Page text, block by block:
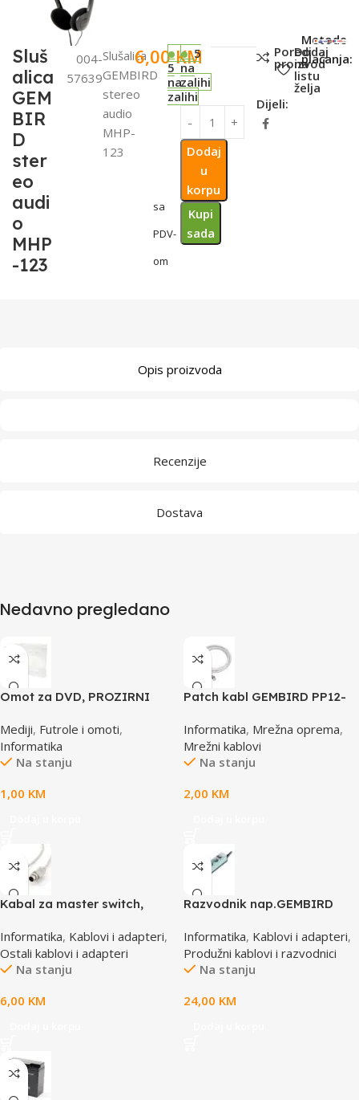
Sluš
alica
GEM
BIR
D
ster
eo
audi
o
MHP
-123
SKU:
004-
57639
Slušalica
GEMBIRD
stereo
audio
MHP-
123
6,00KM
sa
PDV-
om
5
na
zalihi
5
na
zalihi
Dodaj
u
korpu
Kupi
sada
Poredi
proizvod
Dodaj
na
listu
želja
Dijeli:
Metode
plaćanja:
Opis proizvoda
Recenzije
Dostava
Nedavno pregledano
Omot za DVD, PROZIRNI
Mediji, Futrole i omoti,
Informatika
Na stanju
1,00 KM
Patch kabl GEMBIRD PP12-
Informatika, Mrežna oprema,
Mrežni kablovi
Na stanju
2,00 KM
Kabal za master switch,
GEMBIRD
Informatika, Kablovi i adapteri,
Ostali kablovi i adapteri
Na stanju
6,00 KM
Razvodnik nap.GEMBIRD
prekidač,3m, osigurač,
prenaponska zaštita
Informatika, Kablovi i adapteri,
Produžni kablovi i razvodnici
Na stanju
24,00 KM